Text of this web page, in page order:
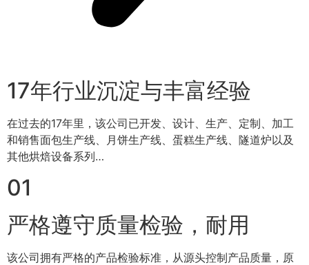
17年行业沉淀与丰富经验
在过去的17年里，该公司已开发、设计、生产、定制、加工
和销售面包生产线、月饼生产线、蛋糕生产线、隧道炉以及
其他烘焙设备系列…
01
严格遵守质量检验，耐用
该公司拥有严格的产品检验标准，从源头控制产品质量，原